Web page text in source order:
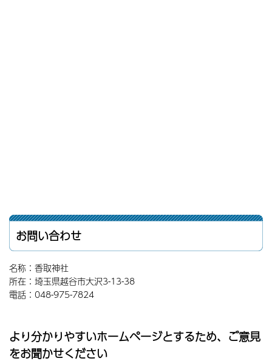
お問い合わせ
名称：香取神社
所在：埼玉県越谷市大沢3-13-38
電話：048-975-7824
より分かりやすいホームページとするため、ご意見
をお聞かせください